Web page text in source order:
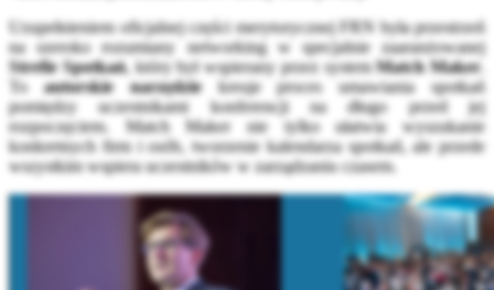
Uzupełnieniem oficjalnej części merytorycznej FRN była przestrzeń
na szeroko rozumiany networking w specjalnie zaaranżowanej
Strefie Spotkań, który był wspierany przez systemMatch Maker
Toautorskie narzędziekreuje proces umawiania spotkań
pomiędzy uczestnikami konferencji na długo przed jej
rozpoczęciem. Match Maker nie tylko ułatwia wyszukanie
konkretnych firm i osób, tworzenie kalendarza spotkań, ale przede
wszystkim wspiera uczestników w zarządzaniu czasem.